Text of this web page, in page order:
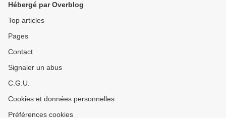
Hébergé par Overblog
Top articles
Pages
Contact
Signaler un abus
C.G.U.
Cookies et données personnelles
Préférences cookies